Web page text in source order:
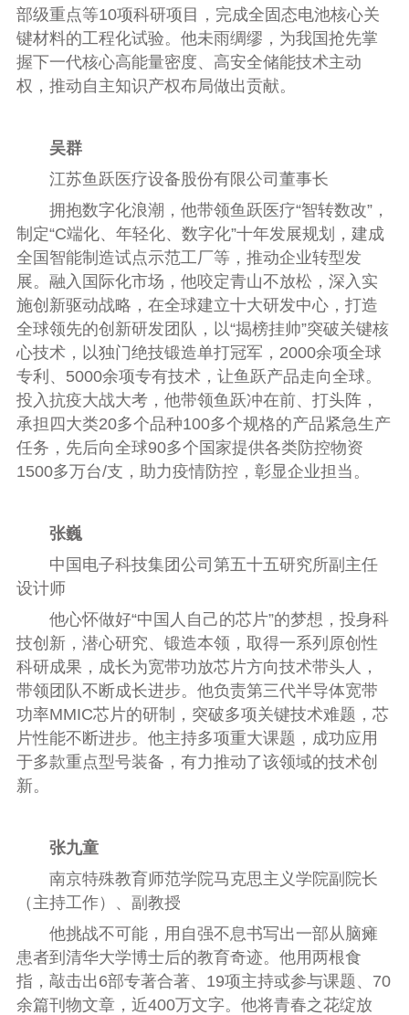
部级重点等10项科研项目，完成全固态电池核心关
键材料的工程化试验。他未雨绸缪，为我国抢先掌
握下一代核心高能量密度、高安全储能技术主动
权，推动自主知识产权布局做出贡献。
吴群
江苏鱼跃医疗设备股份有限公司董事长
拥抱数字化浪潮，他带领鱼跃医疗“智转数改”，
制定“C端化、年轻化、数字化”十年发展规划，建成
全国智能制造试点示范工厂等，推动企业转型发
展。融入国际化市场，他咬定青山不放松，深入实
施创新驱动战略，在全球建立十大研发中心，打造
全球领先的创新研发团队，以“揭榜挂帅”突破关键核
心技术，以独门绝技锻造单打冠军，2000余项全球
专利、5000余项专有技术，让鱼跃产品走向全球。
投入抗疫大战大考，他带领鱼跃冲在前、打头阵，
承担四大类20多个品种100多个规格的产品紧急生产
任务，先后向全球90多个国家提供各类防控物资
1500多万台/支，助力疫情防控，彰显企业担当。
张巍
中国电子科技集团公司第五十五研究所副主任
设计师
他心怀做好“中国人自己的芯片”的梦想，投身科
技创新，潜心研究、锻造本领，取得一系列原创性
科研成果，成长为宽带功放芯片方向技术带头人，
带领团队不断成长进步。他负责第三代半导体宽带
功率MMIC芯片的研制，突破多项关键技术难题，芯
片性能不断进步。他主持多项重大课题，成功应用
于多款重点型号装备，有力推动了该领域的技术创
新。
张九童
南京特殊教育师范学院马克思主义学院副院长
（主持工作）、副教授
他挑战不可能，用自强不息书写出一部从脑瘫
患者到清华大学博士后的教育奇迹。他用两根食
指，敲击出6部专著合著、19项主持或参与课题、70
余篇刊物文章，近400万文字。他将青春之花绽放